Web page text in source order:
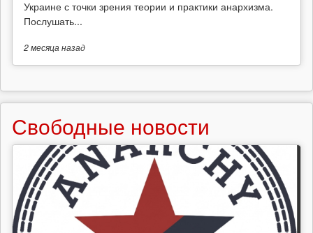
Украине с точки зрения теории и практики анархизма.
Послушать...
2 месяцаназад
Свободные новости